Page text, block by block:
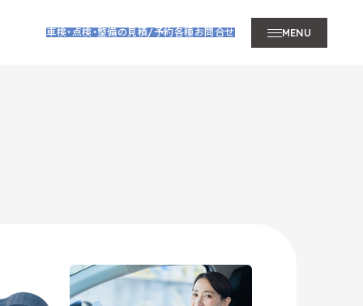
車検・点検・整備の見積/予約各種お問合せ MENU